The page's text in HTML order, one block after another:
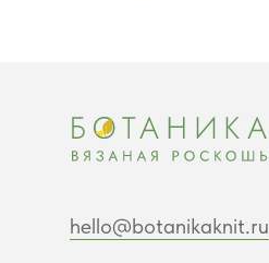
hello@botanikaknit.ru